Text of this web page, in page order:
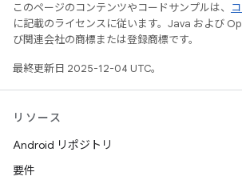
このページのコンテンツやコードサンプルは、
に記載のライセンスに従います。Java および
び関連会社の商標または登録商標です。
最終更新日 2025-12-04 UTC。
リソース
Android リポジトリ
要件